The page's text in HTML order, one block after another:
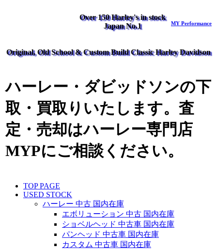
Over 150 Harley's in stock
Japan No.1
MY Performance
Original, Old School & Custom Build Classic Harley Davidson
ハーレー・ダビッドソンの下
取・買取りいたします。査
定・売却はハーレー専門店
MYPにご相談ください。
TOP PAGE
USED STOCK
ハーレー 中古 国内在庫
エボリューション 中古 国内在庫
ショベルヘッド 中古車 国内在庫
パンヘッド 中古車 国内在庫
カスタム 中古車 国内在庫